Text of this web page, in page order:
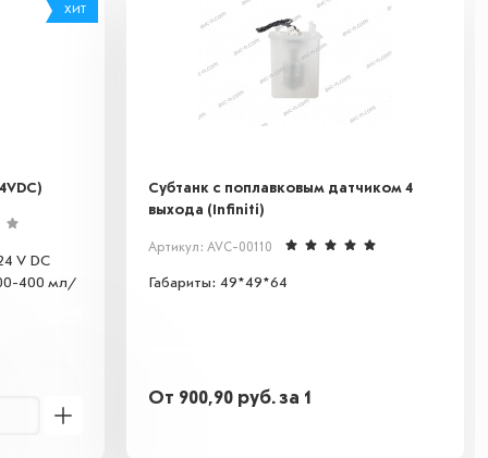
ХИТ
V DC
400 мл/
Субтанк с поплавковым датчиком 4
выхода (Infiniti)
Артикул: AVC-00110
Габариты: 49*49*64
От 900,90 руб.за 1